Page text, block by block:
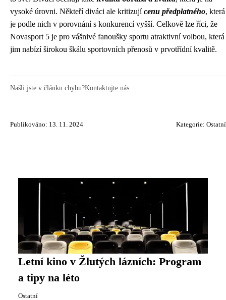
vysoké úrovni. Někteří diváci ale kritizujícenu předplatného, která
je podle nich v porovnání s konkurencí vyšší. Celkově lze říci, že
Novasport 5 je pro vášnivé fanoušky sportu atraktivní volbou, která
jim nabízí širokou škálu sportovních přenosů v prvotřídní kvalitě.
Našli jste v článku chybu?Kontaktujte nás
Publikováno: 13. 11. 2024 Kategorie: Ostatní
Letní kino v Žlutých lázních: Program
a tipy na léto
Ostatní